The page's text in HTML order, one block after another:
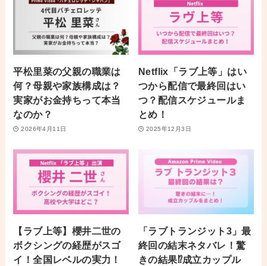
平松里菜の父親の職業は
何？母親や家族構成は？
実家がお金持ちって本当
なのか？
2026年4月11日
Netflix「ラブ上等」はい
つから配信で最終回はい
つ？配信スケジュールま
とめ！
2025年12月3日
【ラブ上等】櫻井二世の
ボクシングの経歴がスゴ
イ！全国レベルの実力！
「ラブトランジット3」最
終回の結末ネタバレ！驚
きの結果⁉︎成立カップル